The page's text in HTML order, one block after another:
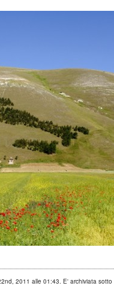
2011 alle 01:43. E' archiviata